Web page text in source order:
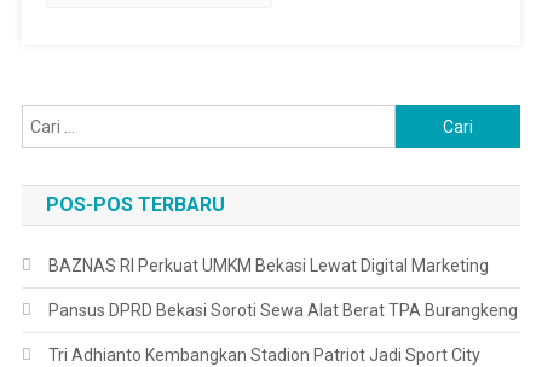
untuk:
POS-POS TERBARU
BAZNAS RI Perkuat UMKM Bekasi Lewat Digital Marketing
Pansus DPRD Bekasi Soroti Sewa Alat Berat TPA Burangkeng
Tri Adhianto Kembangkan Stadion Patriot Jadi Sport City